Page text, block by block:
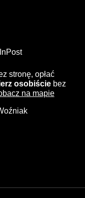
stronę, opłać
osobiście bez
na mapie